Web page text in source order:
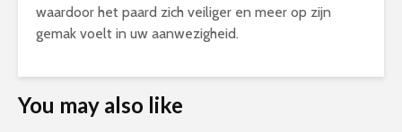
waardoor het paard zich veiliger en meer op zijn
gemak voelt in uw aanwezigheid.
You may also like